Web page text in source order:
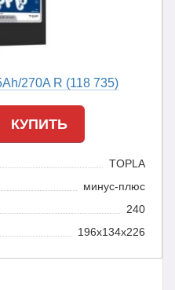
270A R (118 735)
КУПИТЬ
TOPLA
минус-плюс
240
196x134x226